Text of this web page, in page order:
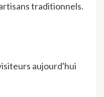
traditionnels.
aujourd'hui